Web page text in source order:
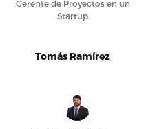
Gerente de Proyectos en un
Startup
Tomás Ramírez